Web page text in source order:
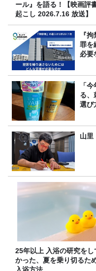
ール』を語る！【映画評
起こし 2026.7.16 放送】
『
罪を
必要
「
る、
選び
山里
25年以上 入浴の研究をし
かった、夏を乗り切るた